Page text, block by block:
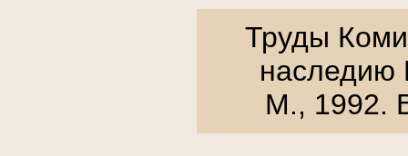
Труды
наследию
М., 1992.